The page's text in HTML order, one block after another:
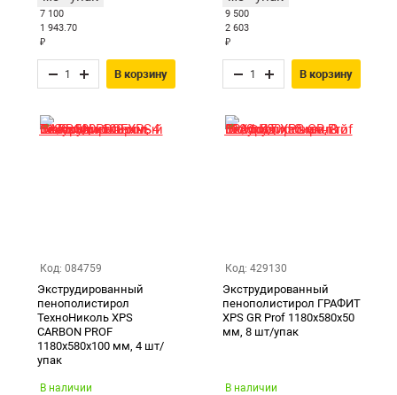
7 100
1 943.70
₽
В корзину
9 500
2 603
₽
В корзину
Код: 084759
Экструдированный
пенополистирол
ТехноНиколь XPS
CARBON PROF
1180х580х100 мм, 4 шт/
упак
В наличии
Код: 429130
Экструдированный
пенополистирол ГРАФИТ
XPS GR Prof 1180х580х50
мм, 8 шт/упак
В наличии